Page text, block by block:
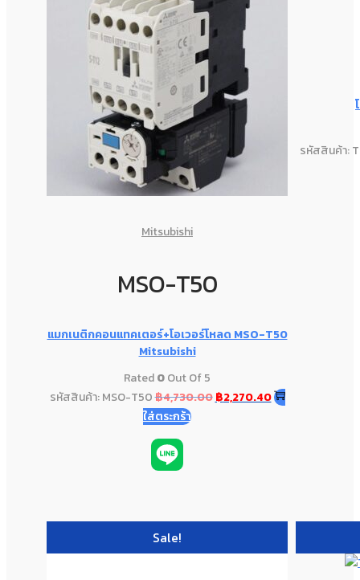
Mitsubishi
MSO-T50
แมกเนติกคอนแทคเตอร์+โอเวอร์โหลด MSO-T50
Mitsubishi
Rated0Out Of 5
รหัสสินค้า: MSO-T50฿4,730.00฿2,270.40
ใส่ตระกร้า
รหัสสินค้า:
Sale!